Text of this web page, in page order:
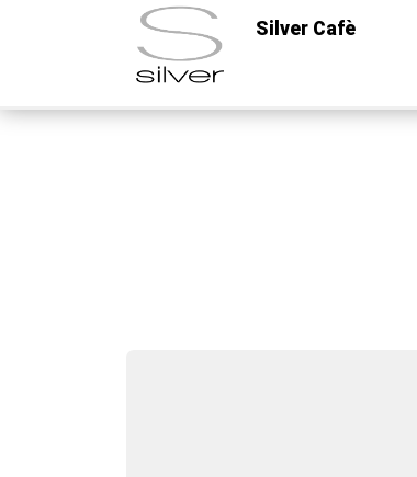
Silver Cafè
con rucola e scaglie di grana